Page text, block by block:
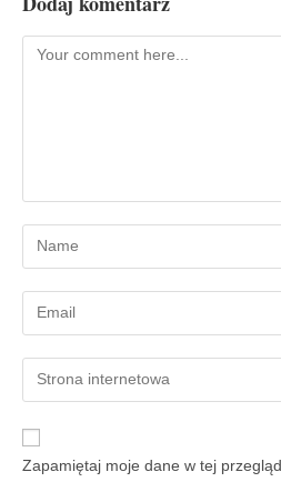
Zapamiętaj moje dane w tej